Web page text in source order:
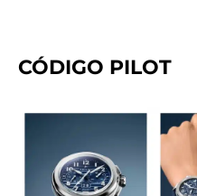
CÓDIGO PILOT